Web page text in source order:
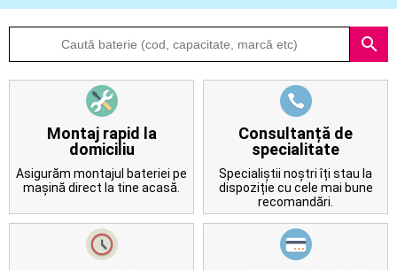
Despre
Contact
search
Montaj rapid la
domiciliu
Asigurăm montajul bateriei pe
mașină direct la tine acasă.
Consultanță de
specialitate
Specialiștii noștri îți stau la
dispoziție cu cele mai bune
recomandări.